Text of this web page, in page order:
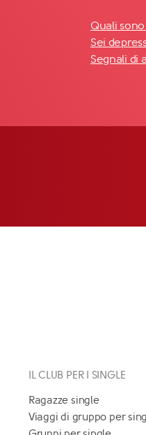
Quali
Sei
Segnali di
IL CLUB PER I SINGLE
Ragazze single
Viaggi di gruppo per